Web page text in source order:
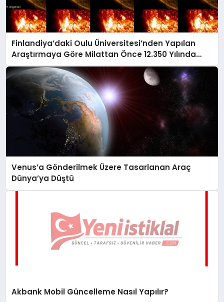
Finlandiya’daki Oulu Üniversitesi’nden Yapılan
Araştırmaya Göre Milattan Önce 12.350 Yılında
Büyük Bir Jeomanyetik Fırtına Yaşandı
Venus’a Gönderilmek Üzere Tasarlanan Araç
Dünya’ya Düştü
Akbank Mobil Güncelleme Nasıl Yapılır?